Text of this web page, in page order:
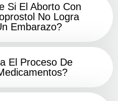
Si El Aborto Con
No Logra
Embarazo?
El Proceso De